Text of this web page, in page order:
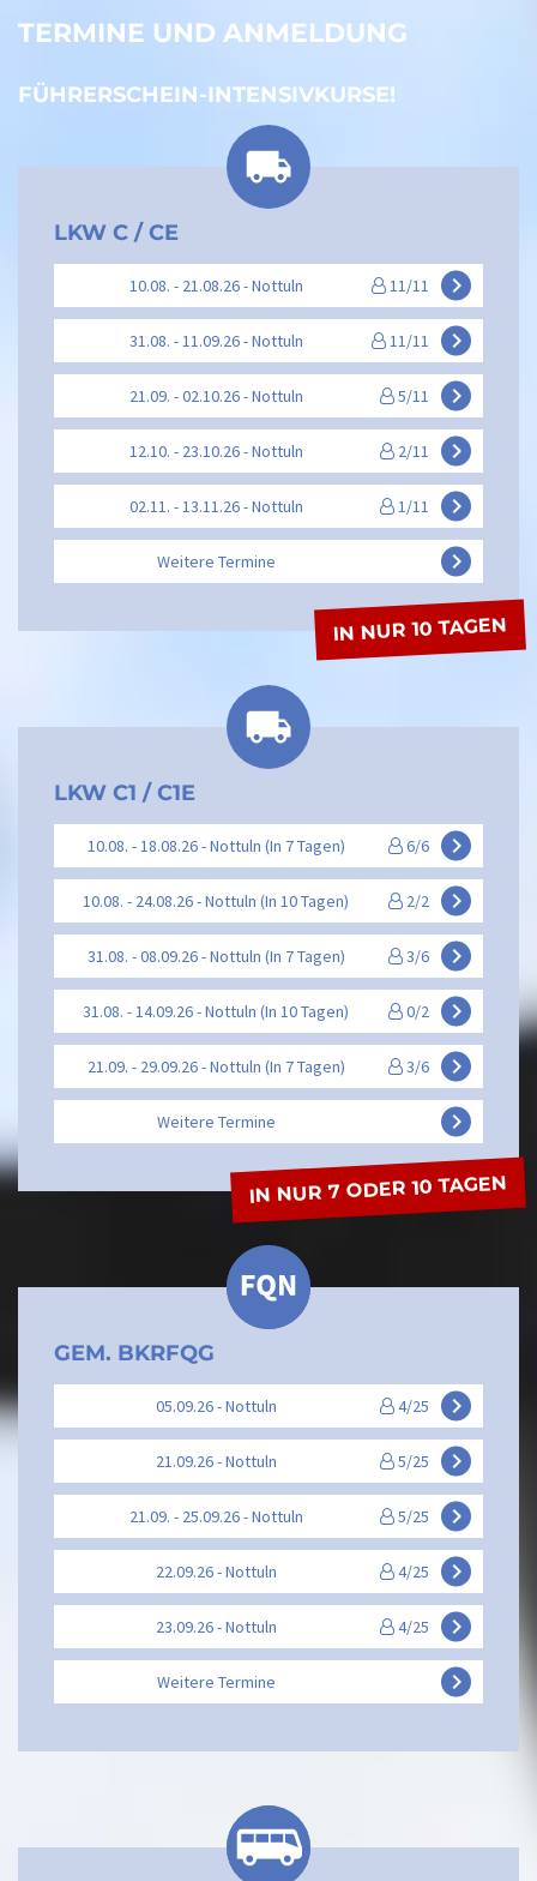
TERMINE UND ANMELDUNG
FÜHRERSCHEIN-INTENSIVKURSE!
LKW C / CE
10.08. - 21.08.26 - Nottuln 11/11 keyboard_arrow_right
31.08. - 11.09.26 - Nottuln 11/11 keyboard_arrow_right
21.09. - 02.10.26 - Nottuln 5/11 keyboard_arrow_right
12.10. - 23.10.26 - Nottuln 2/11 keyboard_arrow_right
02.11. - 13.11.26 - Nottuln 1/11 keyboard_arrow_right
Weitere Termine keyboard_arrow_right
IN NUR 10 TAGEN
LKW C1 / C1E
10.08. - 18.08.26 - Nottuln (In 7 Tagen) 6/6 keyboard_arrow_right
10.08. - 24.08.26 - Nottuln (In 10 Tagen) 2/2 keyboard_arrow_right
31.08. - 08.09.26 - Nottuln (In 7 Tagen) 3/6 keyboard_arrow_right
31.08. - 14.09.26 - Nottuln (In 10 Tagen) 0/2 keyboard_arrow_right
21.09. - 29.09.26 - Nottuln (In 7 Tagen) 3/6 keyboard_arrow_right
Weitere Termine keyboard_arrow_right
IN NUR 7 ODER 10 TAGEN
GEM. BKRFQG
05.09.26 - Nottuln 4/25 keyboard_arrow_right
21.09.26 - Nottuln 5/25 keyboard_arrow_right
21.09. - 25.09.26 - Nottuln 5/25 keyboard_arrow_right
22.09.26 - Nottuln 4/25 keyboard_arrow_right
23.09.26 - Nottuln 4/25 keyboard_arrow_right
Weitere Termine keyboard_arrow_right